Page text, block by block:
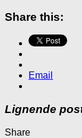
Share this:
Email
Lignende
Share